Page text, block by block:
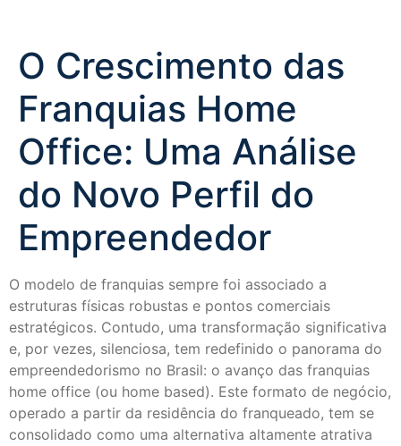
O Crescimento das
Franquias Home
Office: Uma Análise
do Novo Perfil do
Empreendedor
O modelo de franquias sempre foi associado a
estruturas físicas robustas e pontos comerciais
estratégicos. Contudo, uma transformação significativa
e, por vezes, silenciosa, tem redefinido o panorama do
empreendedorismo no Brasil: o avanço das franquias
home office (ou home based). Este formato de negócio,
operado a partir da residência do franqueado, tem se
consolidado como uma alternativa altamente atrativa